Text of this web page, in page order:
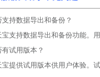
持数据导出和备份？
支持数据导出和备份功能。
试用版本？
提供试用版本供用户体验。